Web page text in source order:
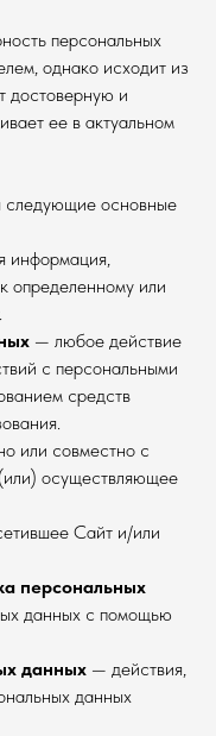
персональных
однако исходит из
достоверную и
ее в актуальном
следующие основные
информация,
определенному или
— любое действие
с персональными
средств
или совместно с
осуществляющее
Сайт и/или
персональных
данных с помощью
данных — действия,
данных